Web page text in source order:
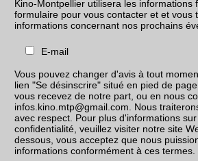
Kino-Montpellier utilisera les informations
formulaire pour vous contacter et et vous
informations concernant nos prochains
E-mail
Vous pouvez changer d'avis à tout
lien "Se désinscrire" situé en pied de
vous recevez de notre part, ou en nous
infos.kino.mtp@gmail.com. Nous
avec respect. Pour plus d'informations
confidentialité, veuillez visiter notre site
dessous, vous acceptez que nous
informations conformément à ces termes.